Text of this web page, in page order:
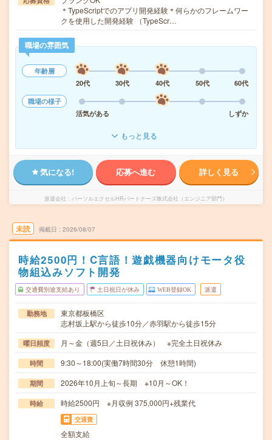
＊TypeScriptでのアプリ開発経験＊何らかのフレームワー
クを使用した開発経験 （TypeScr…
職場の雰囲気
年齢層
20代
30代 40代 50代
60代
職場の様子
活気がある
しずか
もっと見る
気になる! 応募へ進む 詳しく見る
派遣会社 パーソルエクセルHRパートナーズ株式会社（エンジニア部門）
未読 掲載日 2026/08/07
時給2500円！C言語！遊戯機器向けモータ役
物組込みソフト開発
交通費別途支給あり 土日祝日が休み WEB登録OK 派遣
勤務地
東京都板橋区
志村坂上駅から徒歩10分／赤羽駅から徒歩15分
曜日頻度 月～金（週5日／土日祝休み） ※完全土日祝休み
時間 9:30～18:00(実働7時間30分 休憩1時間)
期間 2026年10月上旬～長期 ※10月～OK！
時給 時給2500円 ※月収例 375,000円+残業代
交通費
全額支給